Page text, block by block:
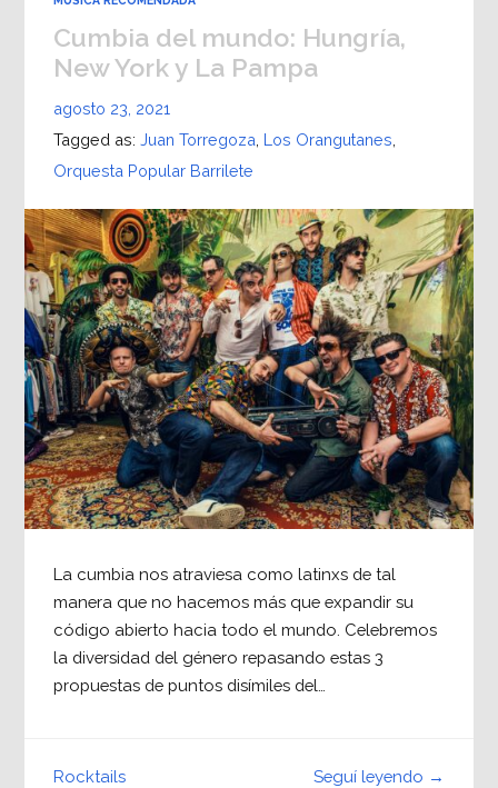
Cumbia del mundo: Hungría,
New York y La Pampa
agosto 23, 2021
Tagged as: Juan Torregoza Los Orangutanes
Orquesta Popular Barrilete
La cumbia nos atraviesa como latinxs de tal
manera que no hacemos más que expandir su
código abierto hacia todo el mundo. Celebremos
la diversidad del género repasando estas 3
propuestas de puntos disímiles del…
Seguí leyendo →
Rocktails